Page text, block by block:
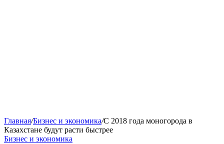
Главная/Бизнес и экономика/С 2018 года моногорода в
Казахстане будут расти быстрее
Бизнес и экономика